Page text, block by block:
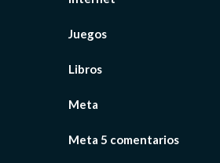
Juegos
Libros
Meta
Meta 5 comentarios